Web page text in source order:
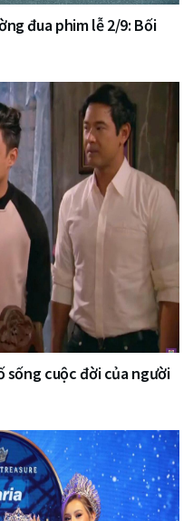
đua phim lễ 2/9: Bối
sống cuộc đời của người